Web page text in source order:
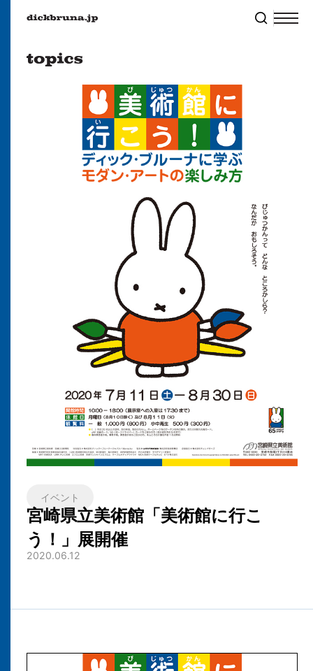
イベント
宮崎県立美術館「美術館に行こ
う！」展開催
2020.06.12